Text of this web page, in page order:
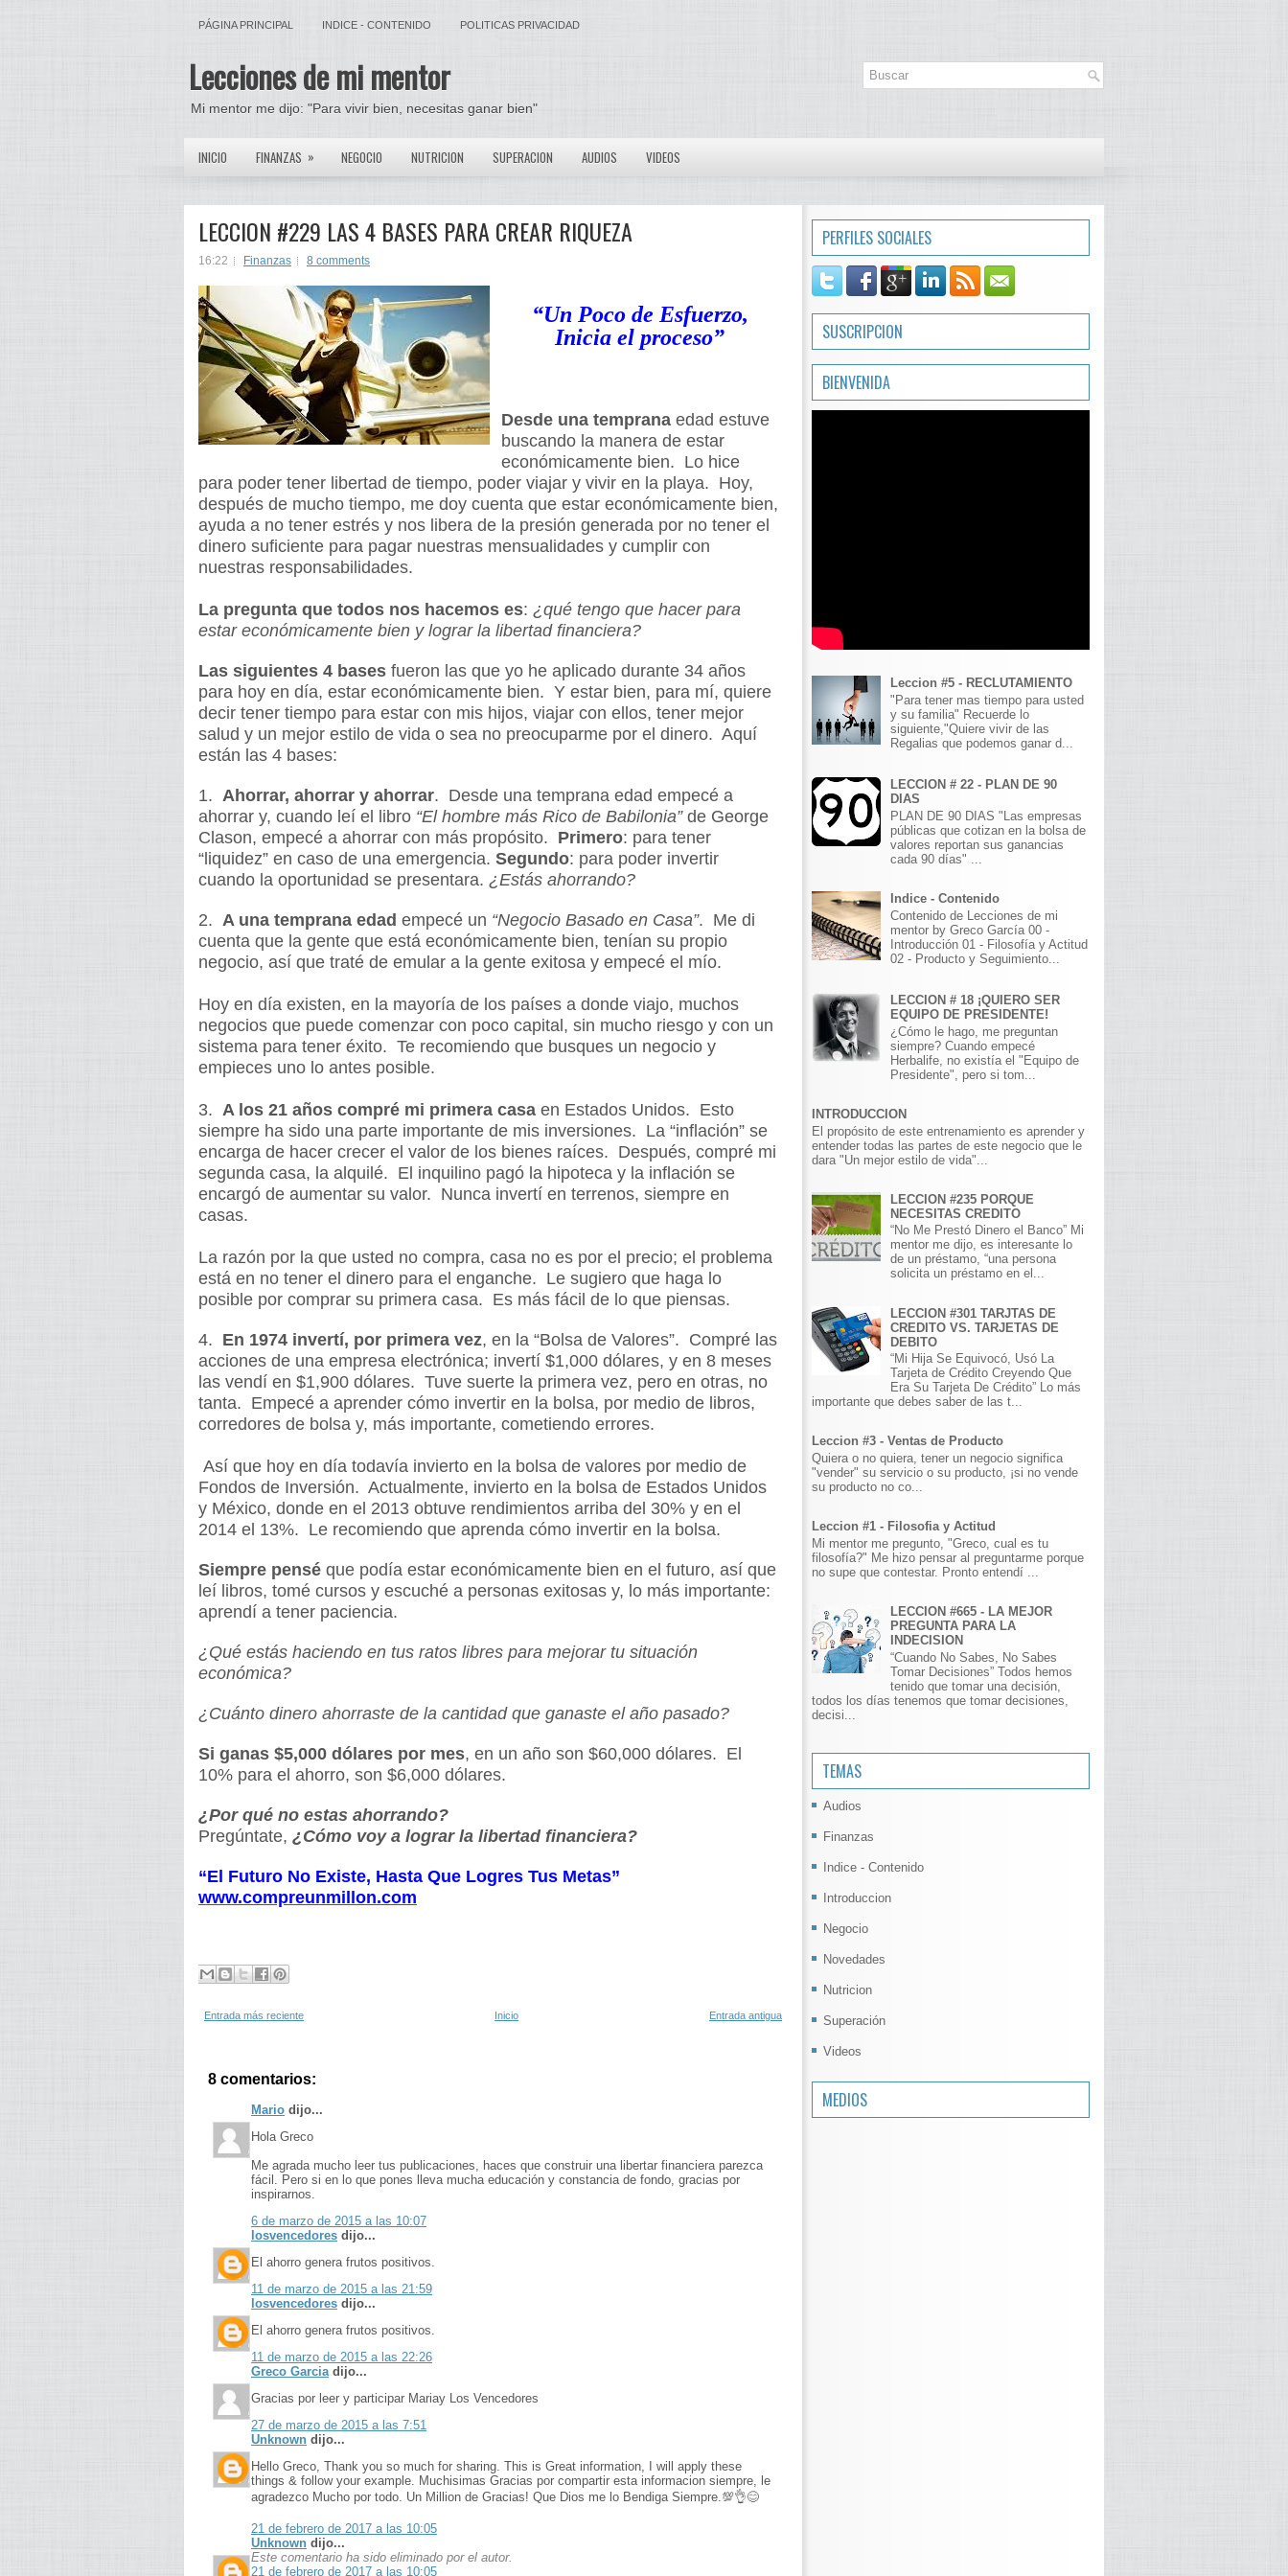
PÁGINA PRINCIPAL INDICE - CONTENIDO POLITICAS PRIVACIDAD
Lecciones de mi mentor
Mi mentor me dijo: "Para vivir bien, necesitas ganar bien"
INICIO FINANZAS » NEGOCIO NUTRICION SUPERACION AUDIOS VIDEOS
LECCION #229 LAS 4 BASES PARA CREAR RIQUEZA
16:22 Finanzas 8 comments
“Un Poco de Esfuerzo,
Inicia el proceso”
Desde una temprana edad estuve
buscando la manera de estar
económicamente bien. Lo hice
para poder tener libertad de tiempo, poder viajar y vivir en la playa. Hoy,
después de mucho tiempo, me doy cuenta que estar económicamente bien,
ayuda a no tener estrés y nos libera de la presión generada por no tener el
dinero suficiente para pagar nuestras mensualidades y cumplir con
nuestras responsabilidades.
La pregunta que todos nos hacemos es: ¿qué tengo que hacer para
estar económicamente bien y lograr la libertad financiera?
Las siguientes 4 bases fueron las que yo he aplicado durante 34 años
para hoy en día, estar económicamente bien. Y estar bien, para mí, quiere
decir tener tiempo para estar con mis hijos, viajar con ellos, tener mejor
salud y un mejor estilo de vida o sea no preocuparme por el dinero. Aquí
están las 4 bases:
1. Ahorrar, ahorrar y ahorrar. Desde una temprana edad empecé a
ahorrar y, cuando leí el libro “El hombre más Rico de Babilonia”de George
Clason, empecé a ahorrar con más propósito. Primero: para tener
“liquidez” en caso de una emergencia. Segundo: para poder invertir
cuando la oportunidad se presentara. ¿Estás ahorrando?
2. A una temprana edad empecé un “Negocio Basado en Casa”. Me di
cuenta que la gente que está económicamente bien, tenían su propio
negocio, así que traté de emular a la gente exitosa y empecé el mío.
Hoy en día existen, en la mayoría de los países a donde viajo, muchos
negocios que puede comenzar con poco capital, sin mucho riesgo y con un
sistema para tener éxito. Te recomiendo que busques un negocio y
empieces uno lo antes posible.
3. A los 21 años compré mi primera casa en Estados Unidos. Esto
siempre ha sido una parte importante de mis inversiones. La “inflación” se
encarga de hacer crecer el valor de los bienes raíces. Después, compré mi
segunda casa, la alquilé. El inquilino pagó la hipoteca y la inflación se
encargó de aumentar su valor. Nunca invertí en terrenos, siempre en
casas.
La razón por la que usted no compra, casa no es por el precio; el problema
está en no tener el dinero para el enganche. Le sugiero que haga lo
posible por comprar su primera casa. Es más fácil de lo que piensas.
4. En 1974 invertí, por primera vez, en la “Bolsa de Valores”. Compré las
acciones de una empresa electrónica; invertí $1,000 dólares, y en 8 meses
las vendí en $1,900 dólares. Tuve suerte la primera vez, pero en otras, no
tanta. Empecé a aprender cómo invertir en la bolsa, por medio de libros,
corredores de bolsa y, más importante, cometiendo errores.
Así que hoy en día todavía invierto en la bolsa de valores por medio de
Fondos de Inversión. Actualmente, invierto en la bolsa de Estados Unidos
y México, donde en el 2013 obtuve rendimientos arriba del 30% y en el
2014 el 13%. Le recomiendo que aprenda cómo invertir en la bolsa.
Siempre pensé que podía estar económicamente bien en el futuro, así que
leí libros, tomé cursos y escuché a personas exitosas y, lo más importante:
aprendí a tener paciencia.
¿Qué estás haciendo en tus ratos libres para mejorar tu situación
económica?
¿Cuánto dinero ahorraste de la cantidad que ganaste el año pasado?
Si ganas $5,000 dólares por mes, en un año son $60,000 dólares. El
10% para el ahorro, son $6,000 dólares.
¿Por qué no estas ahorrando?
Pregúntate, ¿Cómo voy a lograr la libertad financiera?
“El Futuro No Existe, Hasta Que Logres Tus Metas”
www.compreunmillon.com
Entrada más reciente Entrada antigua
Inicio
8 comentarios:
Mario dijo...
Hola Greco
Me agrada mucho leer tus publicaciones, haces que construir una libertar financiera parezca
fácil. Pero si en lo que pones lleva mucha educación y constancia de fondo, gracias por
inspirarnos.
6 de marzo de 2015 a las 10:07
losvencedores dijo...
El ahorro genera frutos positivos.
11 de marzo de 2015 a las 21:59
losvencedores dijo...
El ahorro genera frutos positivos.
11 de marzo de 2015 a las 22:26
Greco Garciadijo...
Gracias por leer y participar Mariay Los Vencedores
27 de marzo de 2015 a las 7:51
Unknown dijo...
Hello Greco, Thank you so much for sharing. This is Great information, I will apply these
things & follow your example. Muchisimas Gracias por compartir esta informacion siempre, le
agradezco Mucho por todo. Un Million de Gracias! Que Dios me lo Bendiga Siempre.💯👌😊
21 de febrero de 2017 a las 10:05
Unknown dijo...
Este comentario ha sido eliminado por el autor.
21 de febrero de 2017 a las 10:05
PERFILES SOCIALES
SUSCRIPCION
BIENVENIDA
Leccion #5 - RECLUTAMIENTO
"Para tener mas tiempo para usted
y su familia" Recuerde lo
siguiente,"Quiere vivir de las
Regalias que podemos ganar d...
LECCION # 22 - PLAN DE 90
DIAS
PLAN DE 90 DIAS "Las empresas
públicas que cotizan en la bolsa de
valores reportan sus ganancias
cada 90 días" ...
Indice - Contenido
Contenido de Lecciones de mi
mentor by Greco García 00 -
Introducción 01 - Filosofía y Actitud
02 - Producto y Seguimiento...
LECCION # 18 ¡QUIERO SER
EQUIPO DE PRESIDENTE!
¿Cómo le hago, me preguntan
siempre? Cuando empecé
Herbalife, no existía el "Equipo de
Presidente", pero si tom...
INTRODUCCION
El propósito de este entrenamiento es aprender y
entender todas las partes de este negocio que le
dara "Un mejor estilo de vida"...
LECCION #235 PORQUE
NECESITAS CREDITO
“No Me Prestó Dinero el Banco” Mi
mentor me dijo, es interesante lo
de un préstamo, “una persona
solicita un préstamo en el...
LECCION #301 TARJTAS DE
CREDITO VS. TARJETAS DE
DEBITO
“Mi Hija Se Equivocó, Usó La
Tarjeta de Crédito Creyendo Que
Era Su Tarjeta De Crédito” Lo más
importante que debes saber de las t...
Leccion #3 - Ventas de Producto
Quiera o no quiera, tener un negocio significa
"vender" su servicio o su producto, ¡si no vende
su producto no co...
Leccion #1 - Filosofia y Actitud
Mi mentor me pregunto, "Greco, cual es tu
filosofía?" Me hizo pensar al preguntarme porque
no supe que contestar. Pronto entendí ...
LECCION #665 - LA MEJOR
PREGUNTA PARA LA
INDECISION
“Cuando No Sabes, No Sabes
Tomar Decisiones” Todos hemos
tenido que tomar una decisión,
todos los días tenemos que tomar decisiones,
decisi...
TEMAS
Audios
Finanzas
Indice - Contenido
Introduccion
Negocio
Novedades
Nutricion
Superación
Videos
MEDIOS